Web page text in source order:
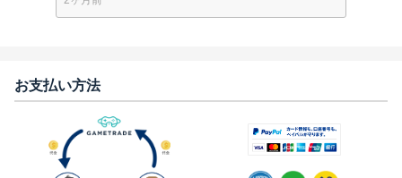
お支払い方法